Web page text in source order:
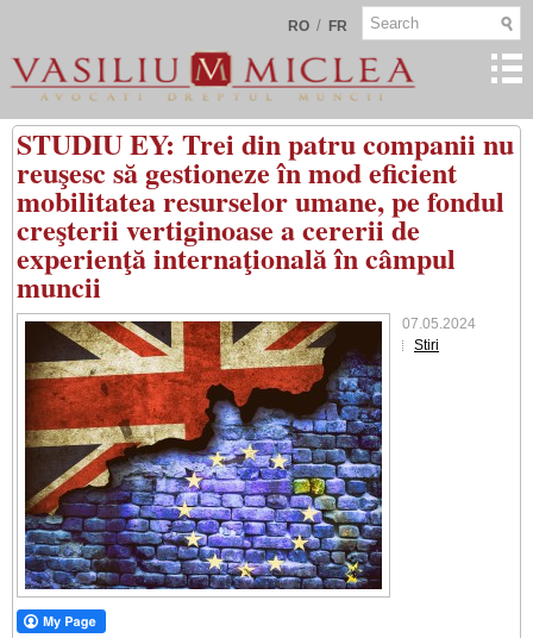
RO / FR
STUDIU EY: Trei din patru companii nu
reuşesc să gestioneze în mod eficient
mobilitatea resurselor umane, pe fondul
creşterii vertiginoase a cererii de
experienţă internaţională în câmpul
muncii
07.05.2024
Stiri